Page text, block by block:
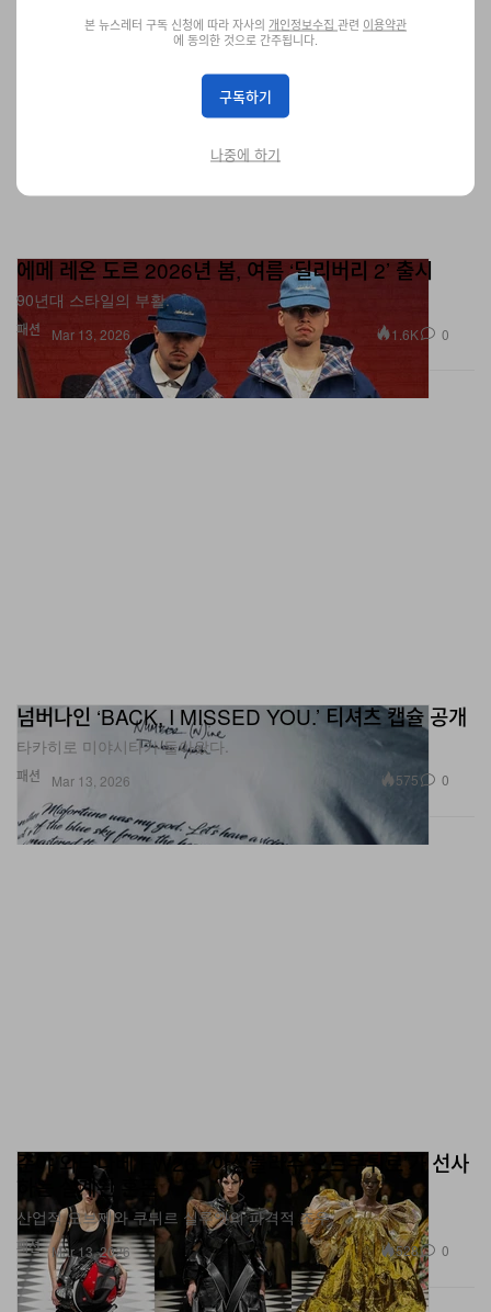
패션
에메 레온 도르 2026년 봄, 여름 ‘딜리버리 2’ 출시
90년대 스타일의 부활.
Mar 13, 2026 1.6K 0
패션
넘버나인 ‘BACK, I MISSED YOU.’ 티셔츠 캡슐 공개
타카히로 미야시타가 돌아왔다.
Mar 13, 2026 575 0
패션
준야 와타나베 FW26, ‘아상블라주 오트쿠튀르’가 선사
하는 설계된 혼돈
산업적 오브제와 쿠튀르 실루엣의 파격적 조우
Mar 13, 2026 528 0
본 뉴스레터 구독 신청에 따라 자사의 개인정보수집 관련 이용약관
에 동의한 것으로 간주됩니다.
구독하기
나중에 하기